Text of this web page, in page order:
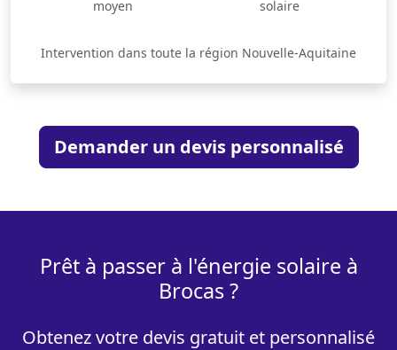
moyen
solaire
Intervention dans toute la région Nouvelle-Aquitaine
Demander un devis personnalisé
Prêt à passer à l'énergie solaire à
Brocas ?
Obtenez votre devis gratuit et personnalisé